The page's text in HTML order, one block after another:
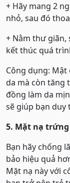
+ Hãy mang 2
nhỏ, sau đó
+ Nằm thư giãn,
kết thúc quá
Công dụng:
da mà còn tăng
đồng làm da
sẽ giúp bạn duy
5. Mặt nạ
Bạn hãy chống
bảo hiệu quả
Mặt nạ này với